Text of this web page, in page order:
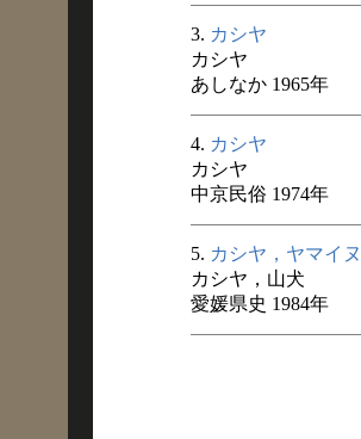
3. カシヤ
カシヤ
あしなか 1965年
4. カシヤ
カシヤ
中京民俗 1974年
5. カシヤ，ヤマイヌ
カシヤ，山犬
愛媛県史 1984年